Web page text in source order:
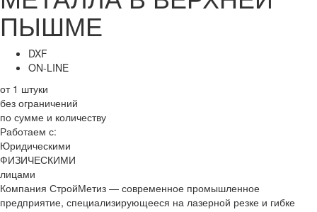
ПЫШМЕ
DXF
ON-LINE
от 1 штуки
без ограничений
по сумме и количеству
Работаем с:
Юридическими
ФИЗИЧЕСКИМИ
лицами
Компания СтройМетиз — современное промышленное
предприятие, специализирующееся на лазерной резке и гибке